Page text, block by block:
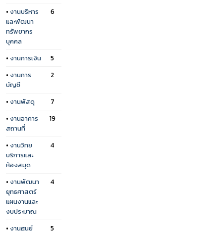
• งานบริหาร
และพัฒนา
ทรัพยากร
บุคคล
6
• งานการเงิน
5
• งานการ
บัญชี
2
• งานพัสดุ
7
• งานอาคาร
สถานที่
19
• งานวิทย
บริการและ
ห้องสมุด
4
• งานพัฒนา
ยุทธศาสตร์
แผนงานและ
งบประมาณ
4
• งานศูนย์ 5